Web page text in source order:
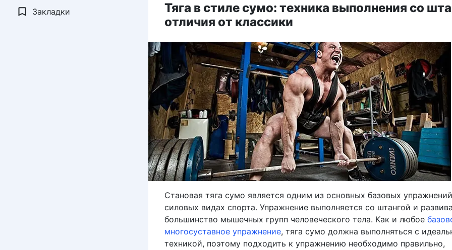
Тяга в стиле сумо: техника выполнения со
отличия от классики
Становая тяга сумо является одним из основных базовых
силовых видах спорта. Упражнение выполняется со штангой и
большинство мышечных групп человеческого тела. Как и любое
многосуставное упражнение, тяга сумо должна выполняться с
техникой, поэтому подходить к упражнению необходимо правильно,
Закладки